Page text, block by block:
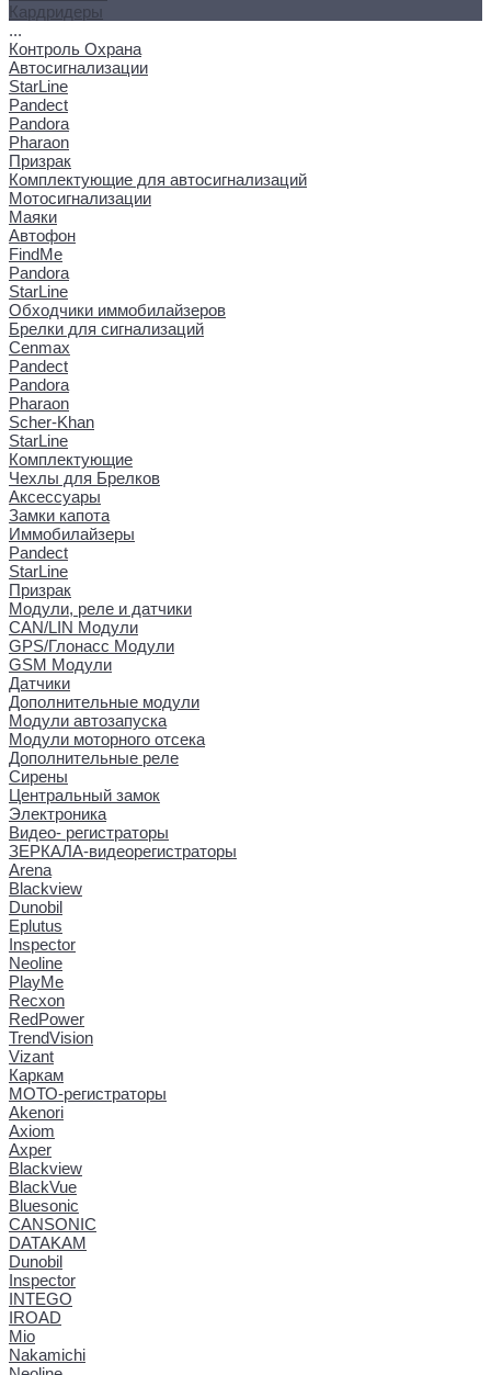
Кардридеры
...
Контроль Охрана
Автосигнализации
StarLine
Pandect
Pandora
Pharaon
Призрак
Комплектующие для автосигнализаций
Мотосигнализации
Маяки
Автофон
FindMe
Pandora
StarLine
Обходчики иммобилайзеров
Брелки для сигнализаций
Cenmax
Pandect
Pandora
Pharaon
Scher-Khan
StarLine
Комплектующие
Чехлы для Брелков
Аксессуары
Замки капота
Иммобилайзеры
Pandect
StarLine
Призрак
Модули, реле и датчики
CAN/LIN Модули
GPS/Глонасс Модули
GSM Модули
Датчики
Дополнительные модули
Модули автозапуска
Модули моторного отсека
Дополнительные реле
Сирены
Центральный замок
Электроника
Видео- регистраторы
ЗЕРКАЛА-видеорегистраторы
Arena
Blackview
Dunobil
Eplutus
Inspector
Neoline
PlayMe
Recxon
RedPower
TrendVision
Vizant
Каркам
МОТО-регистраторы
Akenori
Axiom
Axper
Blackview
BlackVue
Bluesonic
CANSONIC
DATAKAM
Dunobil
Inspector
INTEGO
IROAD
Mio
Nakamichi